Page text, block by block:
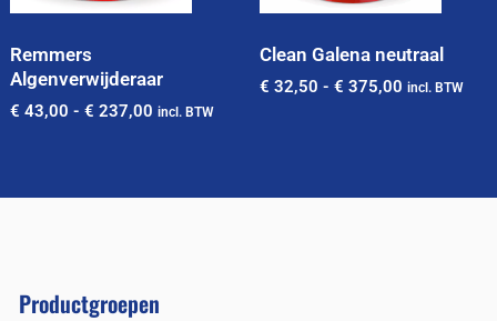
Remmers
Algenverwijderaar
€ 43,00 - € 237,00 incl. BTW
Clean Galena neutraal
€ 32,50 - € 375,00 incl. BTW
Productgroepen